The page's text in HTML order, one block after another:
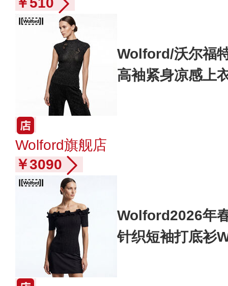
Wolford/沃尔福
高袖紧身凉感上
Wolford旗舰店
￥3090
Wolford2026年
针织短袖打底衫